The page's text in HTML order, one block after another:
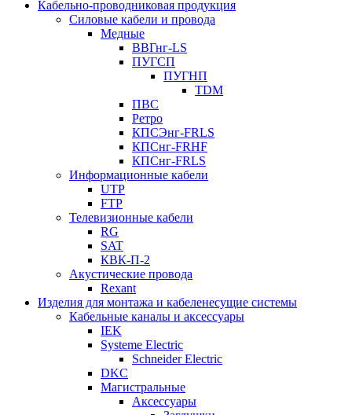
Кабельно-проводниковая продукция
Силовые кабели и провода
Медные
ВВГнг-LS
ПУГСП
ПУГНП
TDM
ПВС
Ретро
КПСЭнг-FRLS
КПСнг-FRHF
КПСнг-FRLS
Информационные кабели
UTP
FTP
Телевизионные кабели
RG
SAT
КВК-П-2
Акустические провода
Rexant
Изделия для монтажа и кабеленесущие системы
Кабельные каналы и аксессуары
IEK
Systeme Electric
Schneider Electric
DKC
Магистральные
Аксессуары